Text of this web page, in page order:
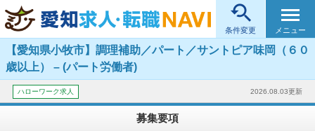

条件変更 メニュー
【愛知県小牧市】調理補助／パート／サントピア味岡（６０
歳以上） – (パート労働者)
ハローワーク求人 2026.08.03更新
募集要項